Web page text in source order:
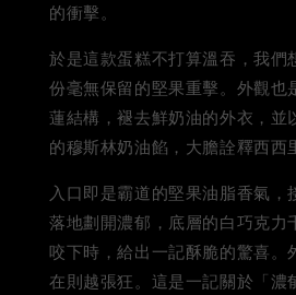
的衝擊。
於是這款蛋糕不打算溫吞，我們
份毫無保留的堅果重擊。外觀也
蓮結構，褪去鮮奶油的外衣，並
的穆斯林奶油餡，大膽詮釋西西
入口即是霸道的堅果油脂香氣，
落地劃開濃郁，底層的白巧克力
咬下時，給出一記酥脆的驚喜。
在則越張狂。這是一記關於「濃